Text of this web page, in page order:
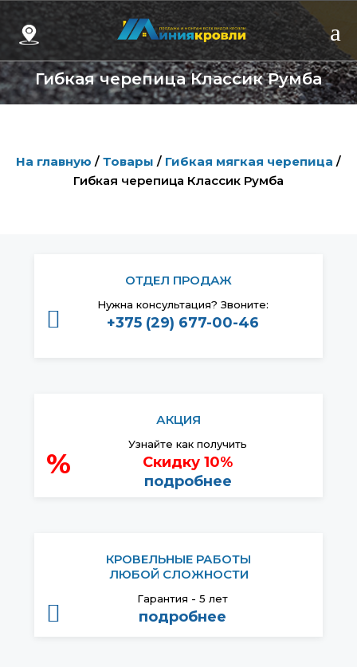
content
Гибкая черепица Классик Румба
На главную / Товары / Гибкая мягкая черепица /
Гибкая черепица Классик Румба
ОТДЕЛ ПРОДАЖ
Нужна консультация? Звоните:
+375 (29) 677-00-46
АКЦИЯ
%
Узнайте как получить
Скидку 10%
подробнее
КРОВЕЛЬНЫЕ РАБОТЫ
ЛЮБОЙ СЛОЖНОСТИ
Гарантия - 5 лет
подробнее